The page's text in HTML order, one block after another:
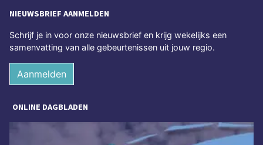
NIEUWSBRIEF AANMELDEN
Schrijf je in voor onze nieuwsbrief en krijg wekelijks een
samenvatting van alle gebeurtenissen uit jouw regio.
Aanmelden
ONLINE DAGBLADEN